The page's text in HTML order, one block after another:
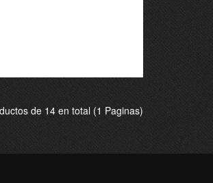
de 14 en total (1 Paginas)